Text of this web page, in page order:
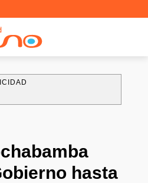
hasta